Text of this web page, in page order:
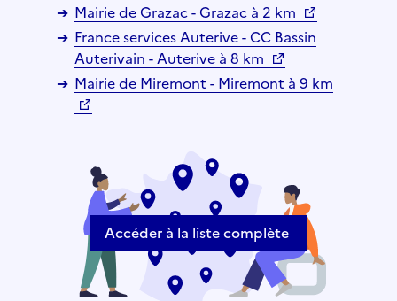
Mairie de Grazac - Grazac à 2 km
France services Auterive - CC Bassin
Auterivain - Auterive à 8 km
Mairie de Miremont - Miremont à 9 km
Accéder à la liste complète